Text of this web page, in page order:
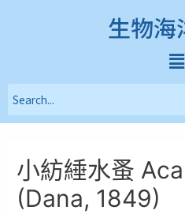
生物海
小紡綞水蚤
(Dana, 1849)